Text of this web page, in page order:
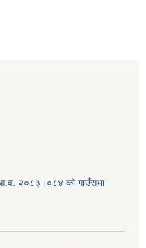
आ.व. २०८३।०८४ को गाउँसभा